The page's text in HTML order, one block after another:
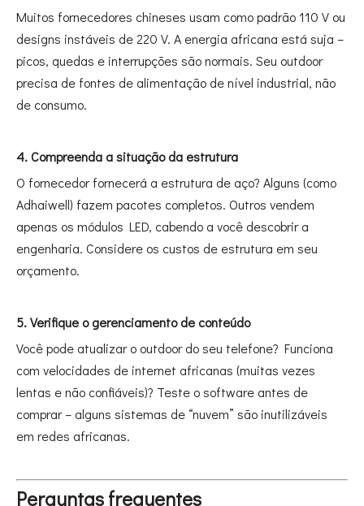
Muitos fornecedores chineses usam como padrão 110 V ou
designs instáveis ​​de 220 V. A energia africana está suja –
picos, quedas e interrupções são normais. Seu outdoor
precisa de fontes de alimentação de nível industrial, não
de consumo.
4. Compreenda a situação da estrutura
O fornecedor fornecerá a estrutura de aço? Alguns (como
Adhaiwell) fazem pacotes completos. Outros vendem
apenas os módulos LED, cabendo a você descobrir a
engenharia. Considere os custos de estrutura em seu
orçamento.
5. Verifique o gerenciamento de conteúdo
Você pode atualizar o outdoor do seu telefone? Funciona
com velocidades de internet africanas (muitas vezes
lentas e não confiáveis)? Teste o software antes de
comprar – alguns sistemas de “nuvem” são inutilizáveis ​​
em redes africanas.
Perguntas frequentes